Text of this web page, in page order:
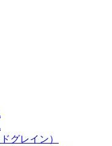
グレイン）